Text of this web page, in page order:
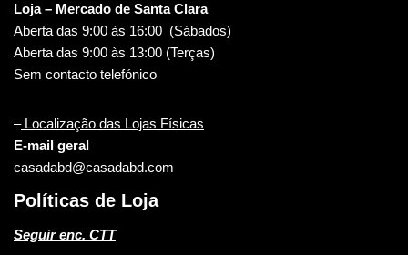
Loja – Mercado de Santa Clara
Aberta das 9:00 às 16:00 (Sábados)
Aberta das 9:00 às 13:00 (Terças)
Sem contacto telefónico
–Localização das Lojas Físicas
E-mail geral
casadabd@casadabd.com
Políticas de Loja
Seguir enc. CTT